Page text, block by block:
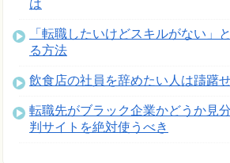
は
「転職したいけどスキルがない」
る方法
飲食店の社員を辞めたい人は躊躇
転職先がブラック企業かどうか見
判サイトを絶対使うべき